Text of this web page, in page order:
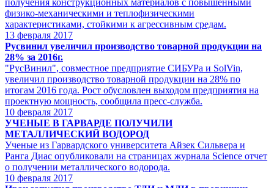
физико-механическими и теплофизическими
характеристиками, стойкими к агрессивным средам.
13 февраля 2017
Русвинил увеличил производство товарной продукции на
28% за 2016г.
"РусВинил", совместное предприятие СИБУРа и SolVin,
увеличил производство товарной продукции на 28% по
итогам 2016 года. Рост обусловлен выходом предприятия на
проектную мощность, сообщила пресс-служба.
10 февраля 2017
УЧЕНЫЕ В ГАРВАРДЕ ПОЛУЧИЛИ
МЕТАЛЛИЧЕСКИЙ ВОДОРОД
Ученые из Гарвардского университета Айзек Сильвера и
Ранга Диас опубликовали на страницах журнала Science отчет
о получении металлического водорода.
10 февраля 2017